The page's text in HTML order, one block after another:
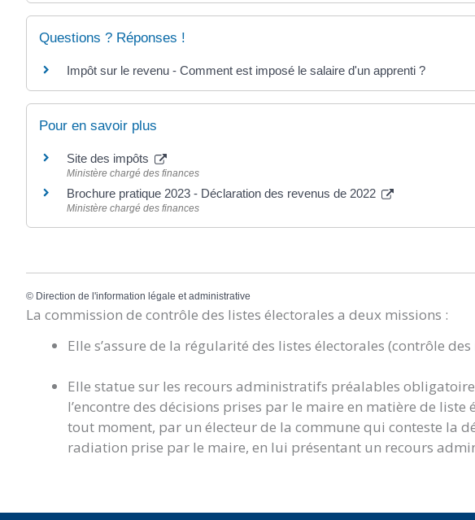
Questions ? Réponses !
Impôt sur le revenu - Comment est imposé le salaire d'un apprenti ?
Pour en savoir plus
Site des impôts
Ministère chargé des finances
Brochure pratique 2023 - Déclaration des revenus de 2022
Ministère chargé des finances
© Direction de l'information légale et administrative
La commission de contrôle des listes électorales a deux missions :
Elle s’assure de la régularité des listes électorales (contrôle
Elle statue sur les recours administratifs préalables
l’encontre des décisions prises par le maire en matière de liste
tout moment, par un électeur de la commune qui conteste la
radiation prise par le maire, en lui présentant un recours